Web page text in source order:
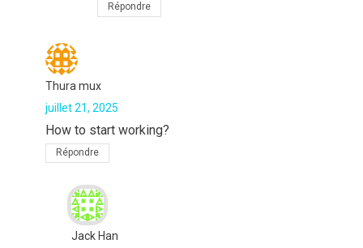
Répondre
Thura mux
juillet 21, 2025
How to start working?
Répondre
Jack Han